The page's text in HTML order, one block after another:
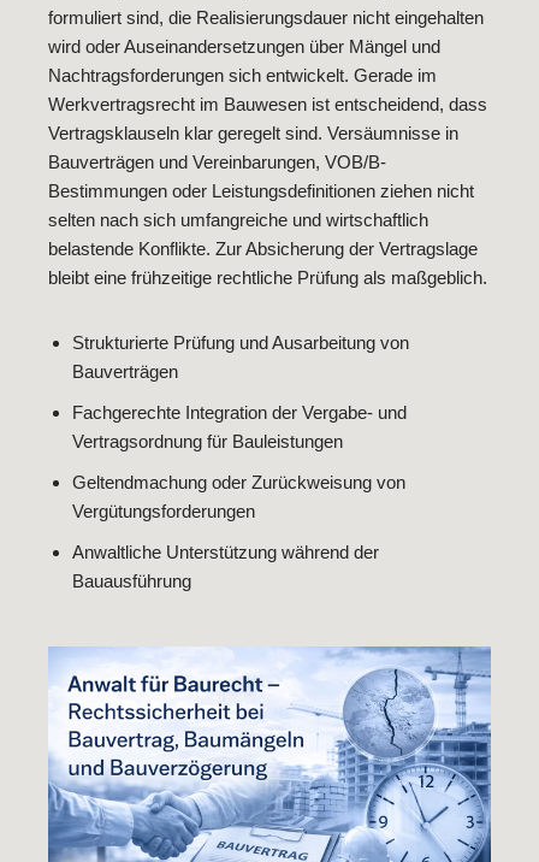
formuliert sind, die Realisierungsdauer nicht eingehalten
wird oder Auseinandersetzungen über Mängel und
Nachtragsforderungen sich entwickelt. Gerade im
Werkvertragsrecht im Bauwesen ist entscheidend, dass
Vertragsklauseln klar geregelt sind. Versäumnisse in
Bauverträgen und Vereinbarungen, VOB/B-
Bestimmungen oder Leistungsdefinitionen ziehen nicht
selten nach sich umfangreiche und wirtschaftlich
belastende Konflikte. Zur Absicherung der Vertragslage
bleibt eine frühzeitige rechtliche Prüfung als maßgeblich.
Strukturierte Prüfung und Ausarbeitung von
Bauverträgen
Fachgerechte Integration der Vergabe- und
Vertragsordnung für Bauleistungen
Geltendmachung oder Zurückweisung von
Vergütungsforderungen
Anwaltliche Unterstützung während der
Bauausführung